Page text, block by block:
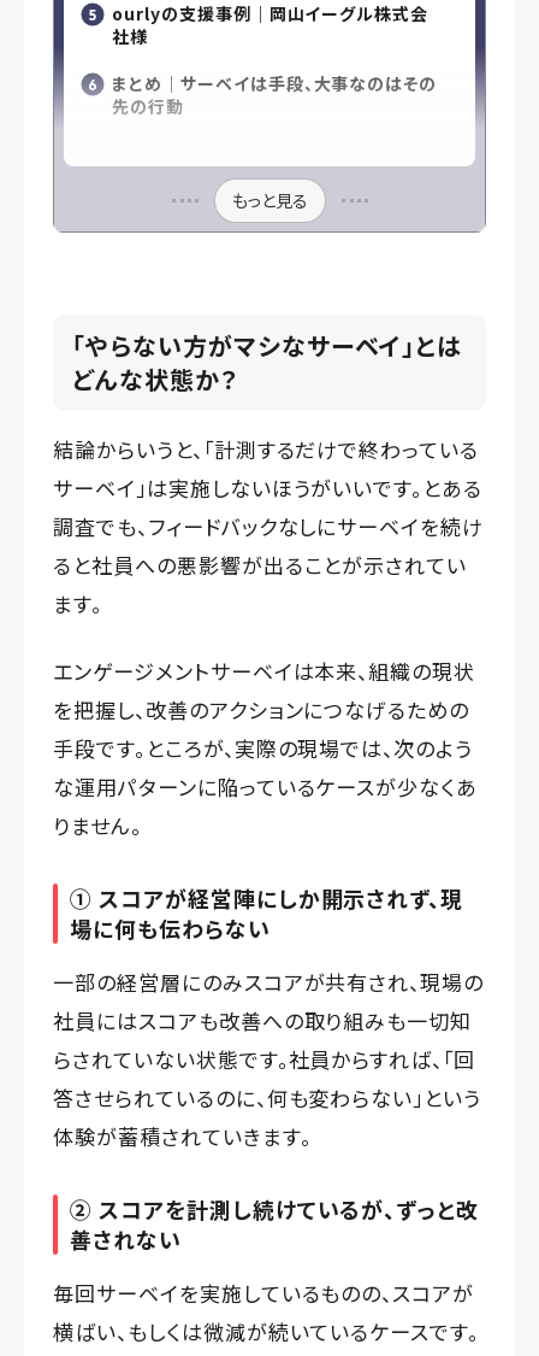
ourlyの支援事例｜岡山イーグル株式会
社様
まとめ｜サーベイは手段、大事なのはその
先の行動
もっと見る
「やらない方がマシなサーベイ」とは
どんな状態か？
結論からいうと、「計測するだけで終わっている
サーベイ」は実施しないほうがいいです。とある
調査でも、フィードバックなしにサーベイを続け
ると社員への悪影響が出ることが示されてい
ます。
エンゲージメントサーベイは本来、組織の現状
を把握し、改善のアクションにつなげるための
手段です。ところが、実際の現場では、次のよう
な運用パターンに陥っているケースが少なくあ
りません。
① スコアが経営陣にしか開示されず、現
場に何も伝わらない
一部の経営層にのみスコアが共有され、現場の
社員にはスコアも改善への取り組みも一切知
らされていない状態です。社員からすれば、「回
答させられているのに、何も変わらない」という
体験が蓄積されていきます。
② スコアを計測し続けているが、ずっと改
善されない
毎回サーベイを実施しているものの、スコアが
横ばい、もしくは微減が続いているケースです。